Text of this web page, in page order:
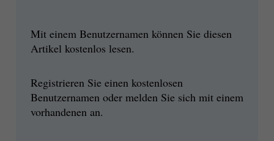
Mit einem Benutzernamen können Sie diesen
Artikel kostenlos lesen.
Registrieren Sie einen kostenlosen
Benutzernamen oder melden Sie sich mit einem
vorhandenen an.